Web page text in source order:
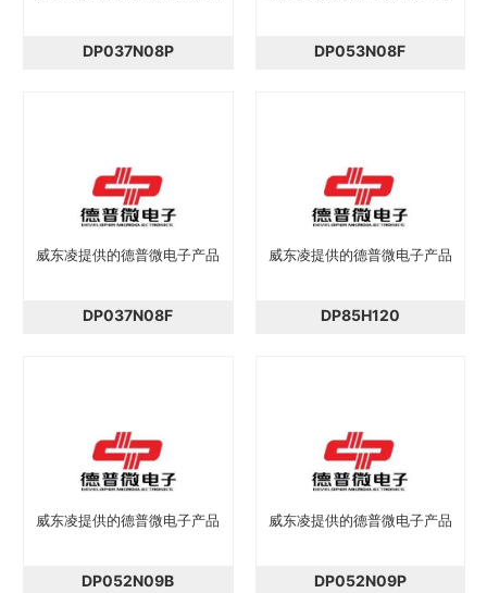
DP037N08P DP053N08F
威东凌提供的德普微电子产品
DP037N08F
威东凌提供的德普微电子产品
DP85H120
威东凌提供的德普微电子产品
DP052N09B
威东凌提供的德普微电子产品
DP052N09P